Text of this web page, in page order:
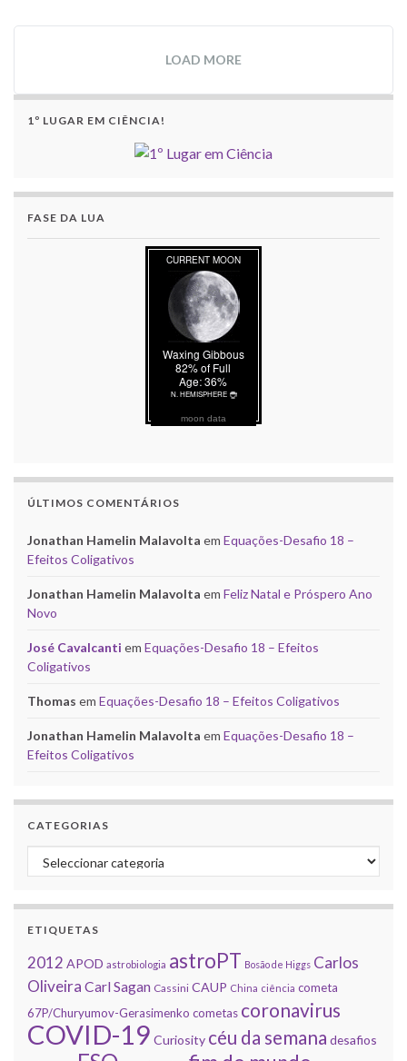
LOAD MORE
1º LUGAR EM CIÊNCIA!
FASE DA LUA
moon data
ÚLTIMOS COMENTÁRIOS
Jonathan Hamelin Malavolta em Equações-Desafio 18 –
Efeitos Coligativos
Jonathan Hamelin Malavolta em Feliz Natal e Próspero Ano
Novo
José Cavalcanti em Equações-Desafio 18 – Efeitos
Coligativos
Thomas em Equações-Desafio 18 – Efeitos Coligativos
Jonathan Hamelin Malavolta em Equações-Desafio 18 –
Efeitos Coligativos
CATEGORIAS
Categorias
ETIQUETAS
2012 APOD astrobiologia astroPT Bosão de Higgs Carlos
Oliveira Carl Sagan Cassini CAUP China ciência cometa
67P/Churyumov-Gerasimenko cometas coronavirus
COVID-19 Curiosity céu da semana desafios